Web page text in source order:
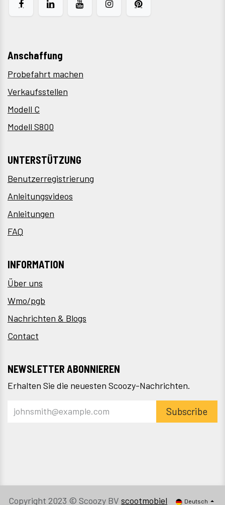
Anschaffung
Probefahrt machen
Verkaufsstellen
Modell C
Modell S800
UNTERSTÜTZUNG
Benutzerregistrierung
Anleitungsvideos
Anleitungen
FAQ
INFORMATION
Über uns
Wmo/pgb
Nachrichten & Blogs
Contact
NEWSLETTER ABONNIEREN
Erhalten Sie die neuesten Scoozy-Nachrichten.
Subscribe
Copyright 2023 © Scoozy BVscootmobiel Deutsch